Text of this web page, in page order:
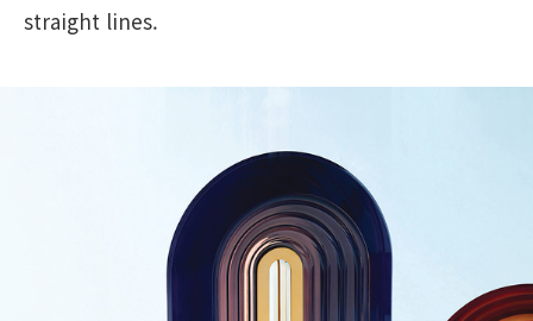
straight lines.